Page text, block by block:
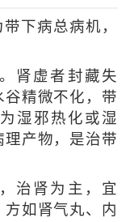
下病总病机，
肾虚者封藏失
精微不化，带
湿邪热化或湿
产物，是治带
治肾为主，宜
如肾气丸、内